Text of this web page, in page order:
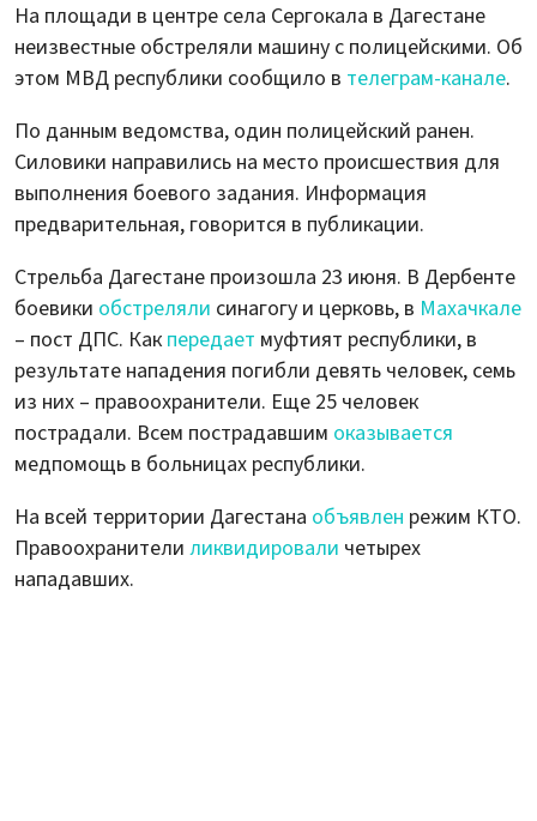
На площади в центре села Сергокала в Дагестане
неизвестные обстреляли машину с полицейскими. Об
этом МВД республики сообщило в телеграм-канале.
По данным ведомства, один полицейский ранен.
Силовики направились на место происшествия для
выполнения боевого задания. Информация
предварительная, говорится в публикации.
Стрельба Дагестане произошла 23 июня. В Дербенте
боевики обстреляли синагогу и церковь, в Махачкале
– пост ДПС. Как передает муфтият республики, в
результате нападения погибли девять человек, семь
из них – правоохранители. Еще 25 человек
пострадали. Всем пострадавшим оказывается
медпомощь в больницах республики.
На всей территории Дагестана объявлен режим КТО.
Правоохранители ликвидировали четырех
нападавших.